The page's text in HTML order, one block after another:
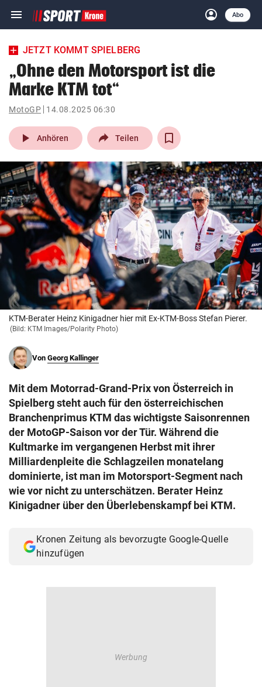
menu Navigation
ein-/ausklappen
account_circle
Anmelden
Abo
close Schließen
account_circle Anmelden
pin_drop
Wien arrow_right
bookmark
search
Suchbegriff
eingeben
© Krone Multimedia GmbH & Co KG 2026
Muthgasse 2, 1190 Wien
JETZT KOMMT SPIELBERG
„Ohne den Motorsport ist die
Marke KTM tot“
MotoGP 14.08.2025 06:30
play_arrow Anhören Teilen
KTM-Berater Heinz Kinigadner hier mit Ex-KTM-Boss Stefan Pierer.
(Bild: KTM Images/Polarity Photo)
Von Georg Kallinger
Mit dem Motorrad-Grand-Prix von Österreich in
Spielberg steht auch für den österreichischen
Branchenprimus KTM das wichtigste Saisonrennen
der MotoGP-Saison vor der Tür. Während die
Kultmarke im vergangenen Herbst mit ihrer
Milliardenpleite die Schlagzeilen monatelang
dominierte, ist man im Motorsport-Segment nach
wie vor nicht zu unterschätzen. Berater Heinz
Kinigadner über den Überlebenskampf bei KTM.
Kronen Zeitung als bevorzugte Google-Quelle
hinzufügen